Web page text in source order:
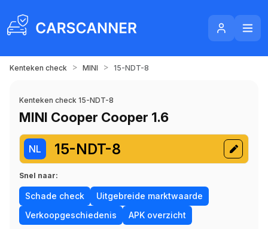
Kenteken check > MINI > 15-NDT-8
Kenteken check 15-NDT-8
MINI Cooper Cooper 1.6
NL 15-NDT-8
Snel naar:
Schade check
Uitgebreide marktwaarde
Verkoopgeschiedenis
APK overzicht